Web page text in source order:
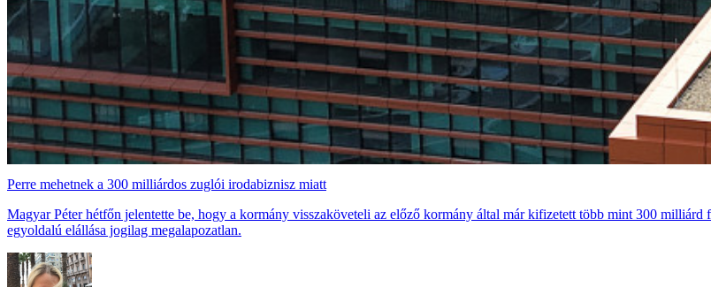
Perre mehetnek a 300 milliárdos zuglói irodabiznisz miatt
Magyar Péter hétfőn jelentette be, hogy a kormány visszaköveteli az előző kormány által már kifizetett több mint 300
egyoldalú elállása jogilag megalapozatlan.